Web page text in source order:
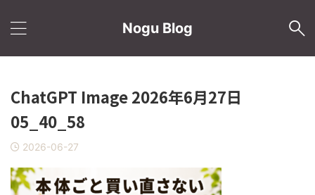
Nogu Blog
ChatGPT Image 2026年6月27日
05_40_58
2026-06-27